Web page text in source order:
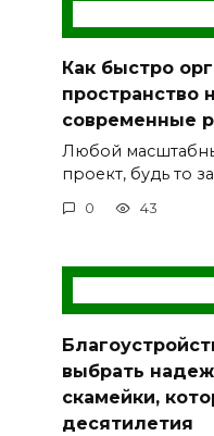
Как быстро
пространство
современные
Любой
проект, будь то
0 43
выбрать
скамейки,
десятилетия